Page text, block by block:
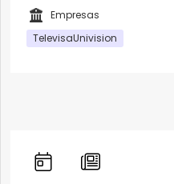
Empresas
TelevisaUnivision